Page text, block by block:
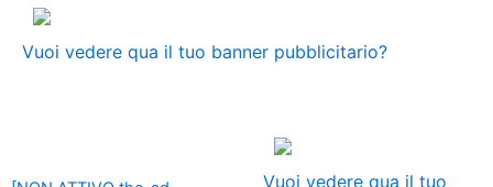
contenuto
Vuoi vedere qua il tuo banner pubblicitario?
ADS
Vuoi vedere qua il tuo
MenuNavigazione